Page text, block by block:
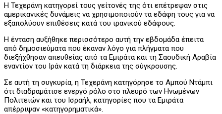
Η Τεχεράνη κατηγορεί τους γείτονές της ότι επέτρεψαν στις
αμερικανικές δυνάμεις να χρησιμοποιούν τα εδάφη τους για να
εξαπολύουν επιθέσεις κατά του ιρανικού εδάφους.
Η ένταση αυξήθηκε περισσότερο αυτή την εβδομάδα έπειτα
από δημοσιεύματα που έκαναν λόγο για πλήγματα που
διεξήχθησαν απευθείας από τα Εμιράτα και τη Σαουδική Αραβία
εναντίον του Ιράν κατά τη διάρκεια της σύγκρουσης.
Σε αυτή τη συγκυρία, η Τεχεράνη κατηγόρησε το Αμπού Ντάμπι
ότι διαδραμάτισε ενεργό ρόλο στο πλευρό των Ηνωμένων
Πολιτειών και του Ισραήλ, κατηγορίες που τα Εμιράτα
απέρριψαν «κατηγορηματικά».